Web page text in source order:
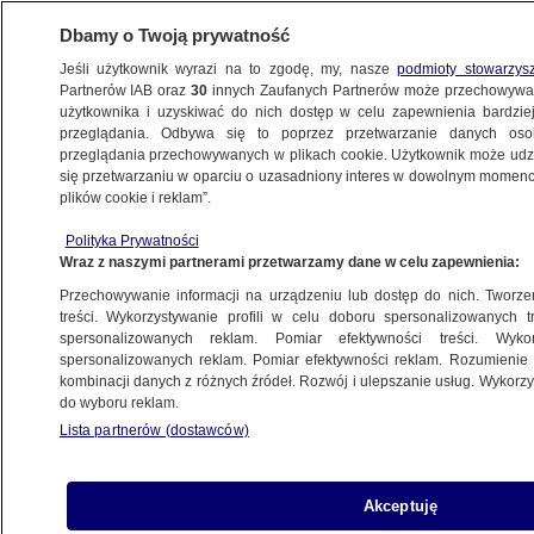
BIZNES
MOTO
na stacjach
Zespół autorek
12.05.2026, 12:01Aktualizacja:13.05.2026, 06:11
Posłuchaj artykułu
Czyta lektor AI
Dbamy o Twoją prywatność
Jeśli użytkownik wyrazi na to zgodę, my, naszepodmioty
Partnerów IAB oraz30 innych Zaufanych Partnerów może
użytkownika i uzyskiwać do nich dostęp w celu zapewnienia
przeglądania. Odbywa się to poprzez przetwarzanie danych
przeglądania przechowywanych w plikach cookie. Użytkownik może
się przetwarzaniu w oparciu o uzasadniony interes w dowolnym
plików cookie i reklam”.
Polityka Prywatności
Wraz z naszymi partnerami przetwarzamy dane w celu zapewnienia:
Przechowywanie informacji na urządzeniu lub dostęp do nich.
treści. Wykorzystywanie profili w celu doboru spersonalizowanych
spersonalizowanych reklam. Pomiar efektywności treści.
spersonalizowanych reklam. Pomiar efektywności reklam.
kombinacji danych z różnych źródeł. Rozwój i ulepszanie usług.
do wyboru reklam.
Lista partnerów (dostawców)
Akceptuję